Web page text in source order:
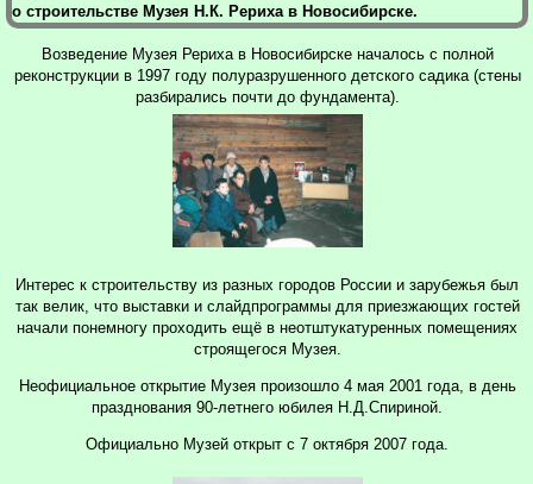
о строительстве Музея Н.К. Рериха в Новосибирске.
Возведение Музея Рериха в Новосибирске началось с полной
реконструкции в 1997 году полуразрушенного детского садика (стены
разбирались почти до фундамента).
Интерес к строительству из разных городов России и зарубежья был
так велик, что выставки и слайдпрограммы для приезжающих гостей
начали понемногу проходить ещё в неотштукатуренных помещениях
строящегося Музея.
Неофициальное открытие Музея произошло 4 мая 2001 года, в день
празднования 90-летнего юбилея Н.Д.Спириной.
Официально Музей открыт с 7 октября 2007 года.